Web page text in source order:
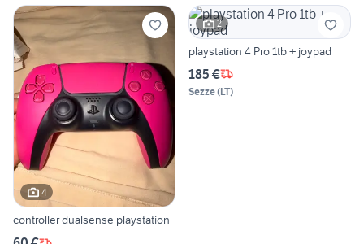
4
controller dualsense playstation
2
playstation 4 Pro 1tb + joypad
185 €
Sezze(LT)